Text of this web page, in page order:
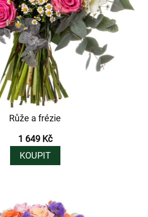
Růže a frézie
1 649 Kč
KOUPIT